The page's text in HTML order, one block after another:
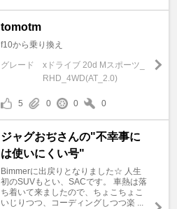
tomotm
f10から乗り換え
グレード
xドライブ 20d Mスポーツ_
RHD_4WD(AT_2.0)
5 0 0 0
ジャグおぢさんの"不幸事に
は使いにくい号"
Bimmerに出戻りとなりました☆ 人生
初のSUVもとい、SACです。 車熱は落
ち着いて来ましたので、ちょこちょこ
いじりつつ、コーディングしつつ楽 ...